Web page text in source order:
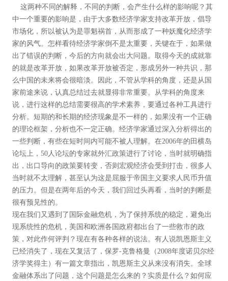
这两种不同的解释，不同的判断，会产生什么样的影响呢？其
中一个重要的影响是，由于大多数经济学家支持改革开放，倡导
市场化，所以被认为是罪魁祸首，从而形成了一种妖魔化经济学
家的风气。怎样看待经济学家倒不是太重要，关键在于，如果做
出了错误的判断，今后的方向就会出大问题。取得今天的成就靠
的就是改革开放，如果改革开放被否定，形成另外一种共识，那
么中国的未来将会很暗淡。因此，不管从学科的角度，还是从国
家前途来说，认真总结过去就显得非常重要。从学科的角度来
说，进行这样的总结需要很高的学术素养，要通过各种工具进行
分析。短期的和长期的经济现象是不一样的，如果没有一个正确
的理论框架，分析也不一定正确。经济学家通过深入分析得出的
一些判断，有些在短时间内可能不被人理解。在2006年的田横岛
论坛上，50人论坛的专家就外汇政策进行了讨论，当时就明确指
出，出口导向的政策要转变，否则宏观经济会受到打击，很多人
当时就不太理解，甚至认为这是屈服于帝国主义要求人民币升值
的压力。但是在两年后的今天，我们回过头再看，当时的判断是
很有预见性的。
现在我们又遇到了国际金融危机，为了保持系统的稳定，避免出
现系统性的危机，美国和欧洲各国政府都出台了一些救市的政
策，对此作何评判？现在有各种各样的说法。有人说凯恩斯主义
已经消失了，现在又复活了，保罗-克鲁格曼（2008年度诺贝尔经
济学奖得主）有一篇文章指出，凯恩斯主义从来没有消失。全球
金融体系出了问题，这个问题是怎么来的？实质是什么？如何应